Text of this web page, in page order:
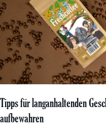
Tipps für langanhaltenden
aufbewahren
aufbewahren